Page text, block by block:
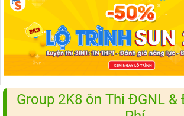
Group 2K8 ôn Thi ĐGNL &